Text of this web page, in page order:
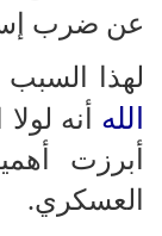
عن ضرب
لهذا
الله أنه
أبرزت
العسكري.